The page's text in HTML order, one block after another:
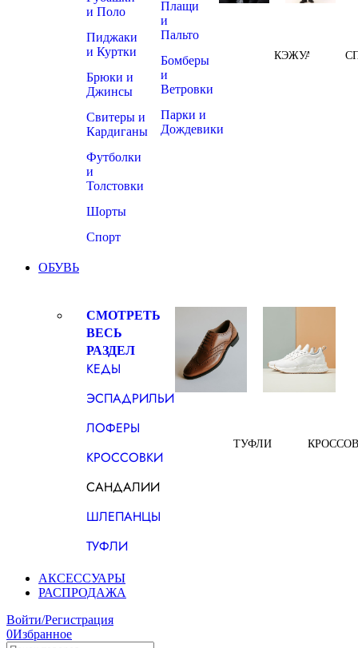
и Поло
Пиджаки
и Куртки
Брюки и
Джинсы
Свитеры и
Кардиганы
Футболки
и
Толстовки
Шорты
Спорт
Плащи
и
Пальто
Бомберы
и
Ветровки
Парки и
Дождевики
КЭЖУАЛ
ОБУВЬ
СМОТРЕТЬ
ВЕСЬ
РАЗДЕЛ
КЕДЫ
ЭСПАДРИЛЬИ
ЛОФЕРЫ
КРОССОВКИ
САНДАЛИИ
ШЛЕПАНЦЫ
ТУФЛИ
ТУФЛИ
АКСЕССУАРЫ
РАСПРОДАЖА
Войти/Регистрация
0Избранное